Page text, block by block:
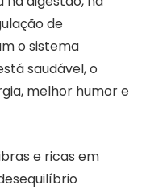
de
o sistema
saudável, o
melhor humor e
e ricas em